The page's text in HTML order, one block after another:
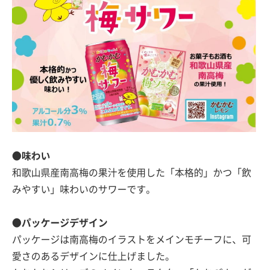
●味わい
和歌山県産南高梅の果汁を使用した「本格的」かつ「飲
みやすい」味わいのサワーです。
●パッケージデザイン
パッケージは南高梅のイラストをメインモチーフに、可
愛さのあるデザインに仕上げました。